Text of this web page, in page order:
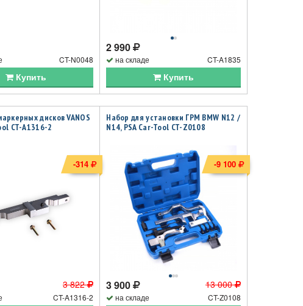
CT-N0048
Купить
2 990
на складе CT-A1835
Купить
дисков VANOS
CT-A1316-2
3 822
CT-A1316-2
-314
Набор для установки ГРМ BMW N12 /
N14, PSA Car-Tool CT-Z0108
13 000
3 900
на складе CT-Z0108
-9 100